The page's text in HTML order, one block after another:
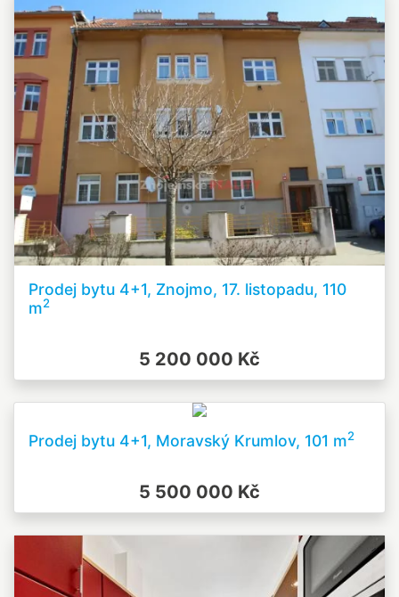
Prodej bytu 4+1, Znojmo, 17. listopadu, 110
m2
5 200 000 Kč
Prodej bytu 4+1, Moravský Krumlov, 101 m2
5 500 000 Kč